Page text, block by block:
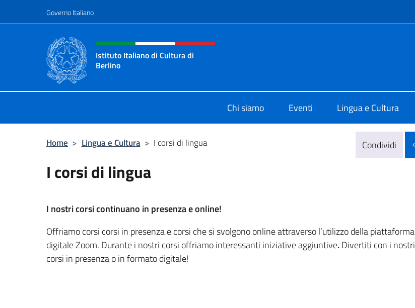
Governo Italiano
Intestazione sito, social e menù
Istituto Italiano di Cultura di
Berlino
Chi siamo Eventi Lingua e Cultura
Home > Lingua e Cultura > I corsi di lingua Condividi
I corsi di lingua
I nostri corsi continuano in presenza e online!
Offriamo corsi corsi in presenza e corsi che si svolgono online attraverso l’utilizzo della piattaforma
digitale Zoom. Durante i nostri corsi offriamointeressanti iniziative aggiuntive.Divertiti con i nostri
corsi in presenza o in formato digitale!